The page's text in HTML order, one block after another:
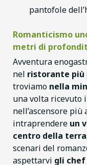
pantofole
Romanticismo
metri di
Avventura
nel ristorante più
troviamo nella
una volta ricevuto
nell’ascensore
intraprendere un
centro della terra
scenari del
aspettarvi gli